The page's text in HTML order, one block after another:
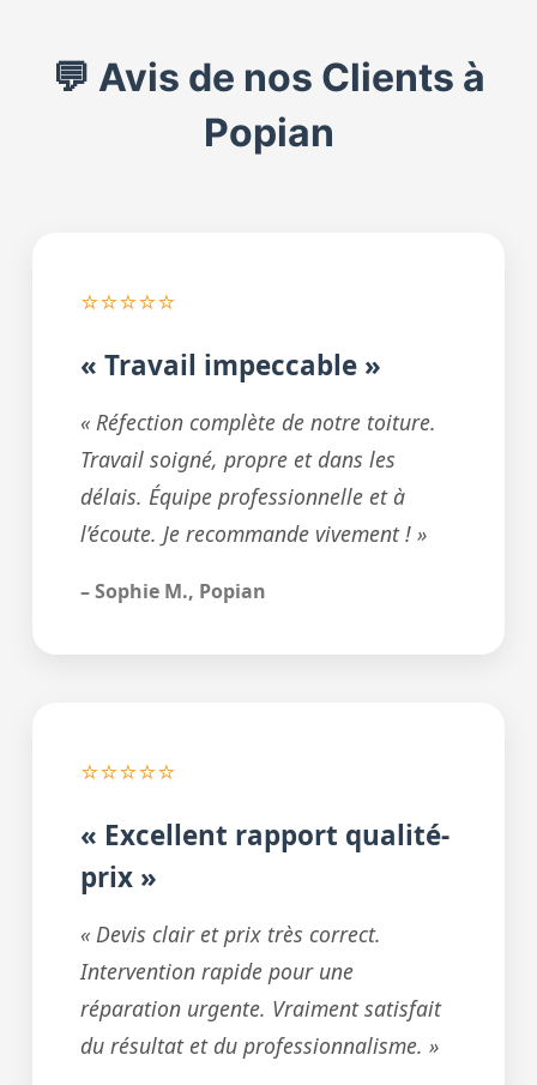
💬 Avis de nos Clients à
Popian
⭐⭐⭐⭐⭐
« Travail impeccable »
« Réfection complète de notre toiture.
Travail soigné, propre et dans les
délais. Équipe professionnelle et à
l’écoute. Je recommande vivement ! »
– Sophie M., Popian
⭐⭐⭐⭐⭐
« Excellent rapport qualité-
prix »
« Devis clair et prix très correct.
Intervention rapide pour une
réparation urgente. Vraiment satisfait
du résultat et du professionnalisme. »